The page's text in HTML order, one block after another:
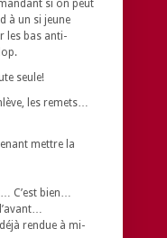
si on peut
à un si jeune
les bas anti-
seule!
les remets…
mettre la
C’est bien…
rendue à mi-